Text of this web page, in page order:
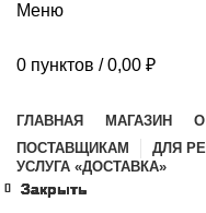
Меню
0 пунктов / 0,00 ₽
ГЛАВНАЯ МАГАЗИН
ПОСТАВЩИКАМ
ДЛЯ
УСЛУГА «ДОСТАВКА»
Закрыть
Закрыть
Закрыть
Закрыть
Закрыть
Закрыть
Закрыть
Закрыть